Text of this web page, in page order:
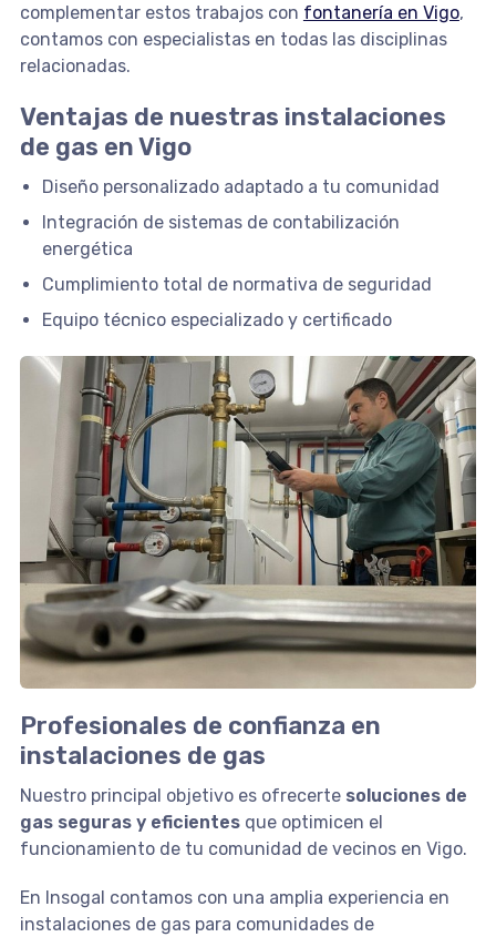
complementar estos trabajos con fontanería en Vigo,
contamos con especialistas en todas las disciplinas
relacionadas.
Ventajas de nuestras instalaciones
de gas en Vigo
Diseño personalizado adaptado a tu comunidad
Integración de sistemas de contabilización
energética
Cumplimiento total de normativa de seguridad
Equipo técnico especializado y certificado
Profesionales de confianza en
instalaciones de gas
Nuestro principal objetivo es ofrecerte soluciones de
gas seguras y eficientesque optimicen el
funcionamiento de tu comunidad de vecinos en Vigo.
En Insogal contamos con una amplia experiencia en
instalaciones de gas para comunidades de